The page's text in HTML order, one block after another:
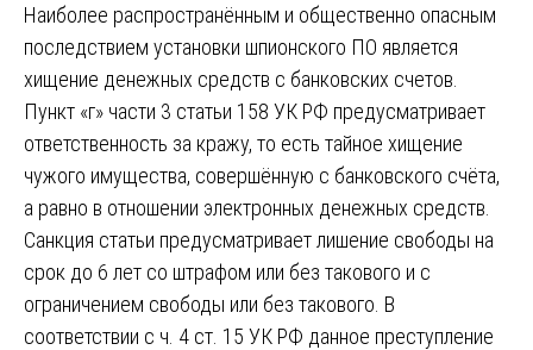
Наиболее распространённым и общественно опасным
последствием установки шпионского ПО является
хищение денежных средств с банковских счетов.
Пункт «г» части 3 статьи 158 УК РФ предусматривает
ответственность за кражу, то есть тайное хищение
чужого имущества, совершённую с банковского счёта,
а равно в отношении электронных денежных средств.
Санкция статьи предусматривает лишение свободы на
срок до 6 лет со штрафом или без такового и с
ограничением свободы или без такового. В
соответствии с ч. 4 ст. 15 УК РФ данное преступление